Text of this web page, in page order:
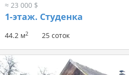
≈ 23 000 $
1-этаж. Студенка
44.2 м2 25 соток